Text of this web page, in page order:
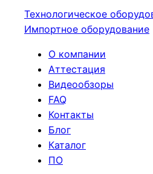
Технологическое
Импортное оборудование
О компании
Аттестация
Видеообзоры
FAQ
Контакты
Блог
Каталог
ПО